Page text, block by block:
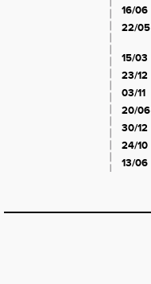
16/06
22/05
15/03
23/12
03/11
20/06
30/12
24/10
13/06